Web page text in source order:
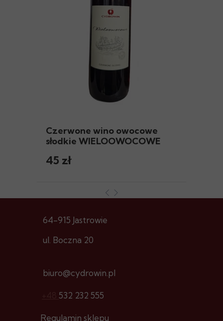
Czerwone wino owocowe
słodkie WIELOOWOCOWE
45 zł
64-915 Jastrowie
ul. Boczna 20
biuro@cydrowin.pl
532 232 555
Regulamin sklepu